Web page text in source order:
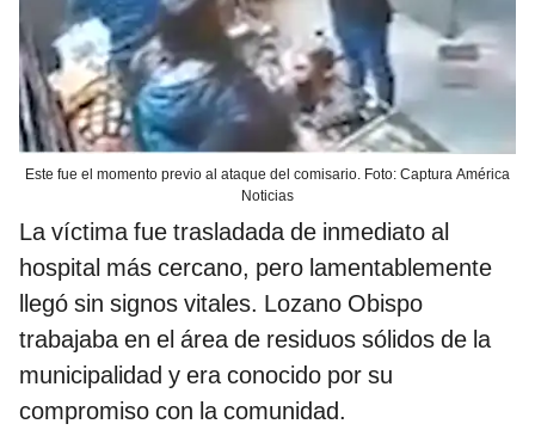
Este fue el momento previo al ataque del comisario. Foto: Captura América
Noticias
La víctima fue trasladada de inmediato al
hospital más cercano, pero lamentablemente
llegó sin signos vitales. Lozano Obispo
trabajaba en el área de residuos sólidos de la
municipalidad y era conocido por su
compromiso con la comunidad.